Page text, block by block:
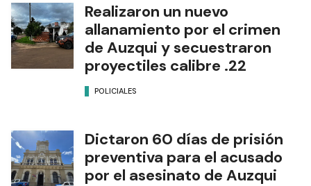
Realizaron un nuevo
allanamiento por el crimen
de Auzqui y secuestraron
proyectiles calibre .22
POLICIALES
Dictaron 60 días de prisión
preventiva para el acusado
por el asesinato de Auzqui